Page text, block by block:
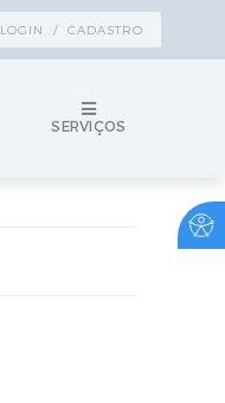
LOGIN / CADASTRO
SERVIÇOS